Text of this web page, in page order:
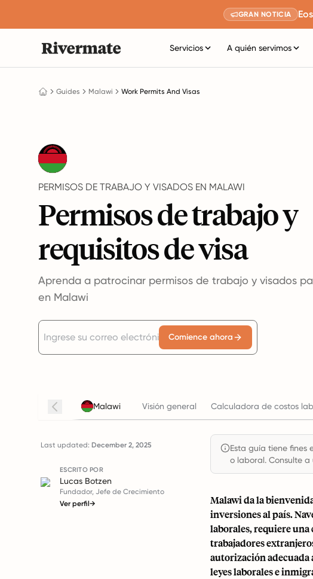
GRAN NOTICIA
Servicios A quién servimos
Guides Malawi Work Permits And Visas
PERMISOS DE TRABAJO Y VISADOS EN MALAWI
Permisos de trabajo y
requisitos de visa
Aprenda a patrocinar permisos de trabajo y visados
en Malawi
Comience ahora
Malawi Visión general Calculadora de costos
Last updated: December 2, 2025
ESCRITO POR
Lucas Botzen
Fundador, Jefe de Crecimiento
Ver perfil→
Esta guía tiene fines
o laboral. Consulte
Malawi da la
inversiones al país.
laborales, requiere una
trabajadores
autorización adecuada
leyes laborales e